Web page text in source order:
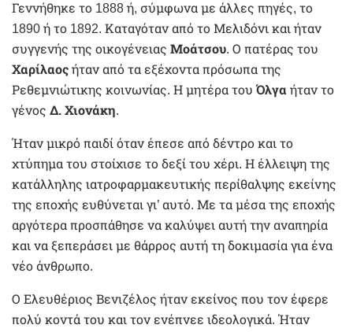
Γεννήθηκε το 1888 ή, σύμφωνα με άλλες πηγές, το
1890 ή το 1892. Καταγόταν από το Μελιδόνι και ήταν
συγγενής της οικογένειας Μοάτσου. Ο πατέρας του
Χαρίλαος ήταν από τα εξέχοντα πρόσωπα της
Ρεθεμνιώτικης κοινωνίας. Η μητέρα του Όλγα ήταν το
γένος Δ. Χιονάκη.
Ήταν μικρό παιδί όταν έπεσε από δέντρο και το
χτύπημα του στοίχισε το δεξί του χέρι. Η έλλειψη της
κατάλληλης ιατροφαρμακευτικής περίθαλψης εκείνης
της εποχής ευθύνεται γι’ αυτό. Με τα μέσα της εποχής
αργότερα προσπάθησε να καλύψει αυτή την αναπηρία
και να ξεπεράσει με θάρρος αυτή τη δοκιμασία για ένα
νέο άνθρωπο.
Ο Ελευθέριος Βενιζέλος ήταν εκείνος που τον έφερε
πολύ κοντά του και τον ενέπνεε ιδεολογικά. Ήταν